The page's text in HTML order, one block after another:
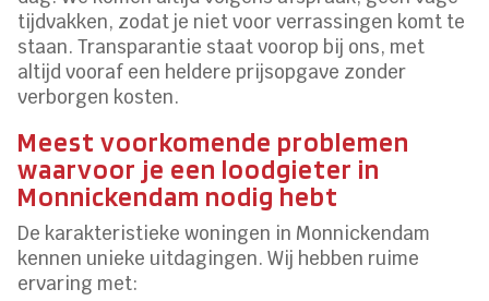
tijdvakken, zodat je niet voor verrassingen komt te
staan. Transparantie staat voorop bij ons, met
altijd vooraf een heldere prijsopgave zonder
verborgen kosten.
Meest voorkomende problemen
waarvoor je een loodgieter in
Monnickendam nodig hebt
De karakteristieke woningen in Monnickendam
kennen unieke uitdagingen. Wij hebben ruime
ervaring met: